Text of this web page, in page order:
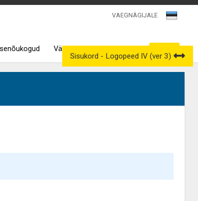
VAEGNÄGIJALE
Väljavõtted kutseregistrist
Sisukord - Logopeed IV (ver 3)